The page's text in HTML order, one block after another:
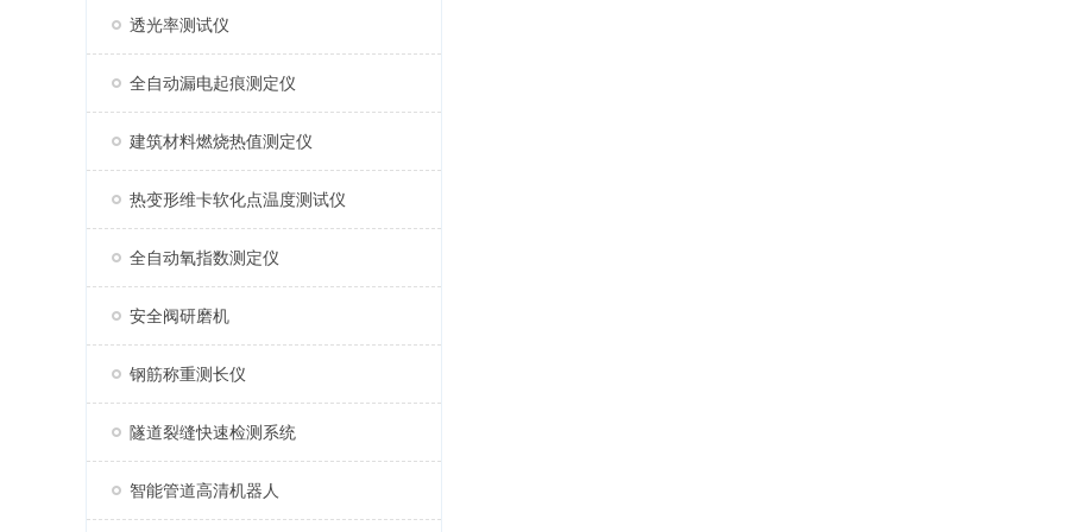
透光率测试仪
全自动漏电起痕测定仪
建筑材料燃烧热值测定仪
热变形维卡软化点温度测试仪
全自动氧指数测定仪
安全阀研磨机
钢筋称重测长仪
隧道裂缝快速检测系统
智能管道高清机器人